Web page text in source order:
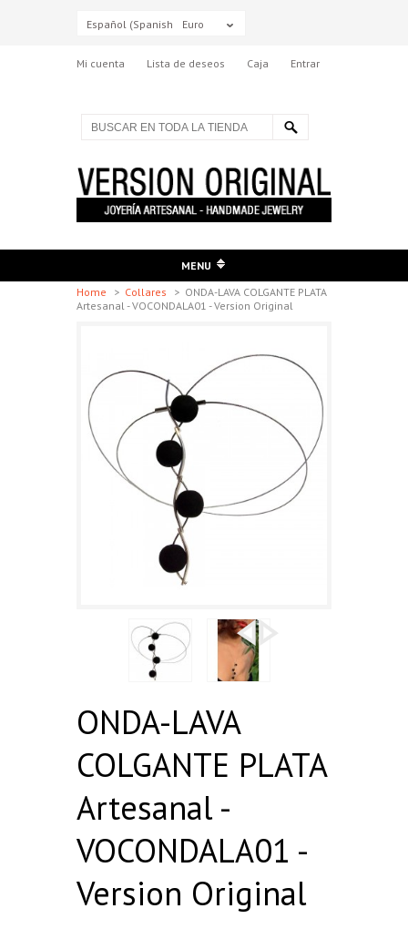
Español (Spanish) Euro
Mi cuenta Lista de deseos Caja Entrar
MENU
Home
> Collares > ONDA-LAVA COLGANTE PLATA
Artesanal - VOCONDALA01 - Version Original
ONDA-LAVA
COLGANTE PLATA
Artesanal -
VOCONDALA01 -
Version Original